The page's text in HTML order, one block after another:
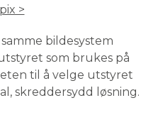
>
bildesystem
som brukes på
til å velge utstyret
skreddersydd løsning.